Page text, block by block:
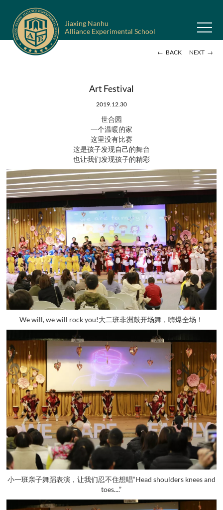
Jiaxing Nanhu
Alliance Experimental School
← BACK NEXT →
Art Festival
2019.12.30
世合园
一个温暖的家
这里没有比赛
这是孩子发现自己的舞台
也让我们发现孩子的精彩
We will, we will rock you!大二班非洲鼓开场舞，嗨爆全场！
小一班亲子舞蹈表演，让我们忍不住想唱“Head shoulders knees and
toes....”